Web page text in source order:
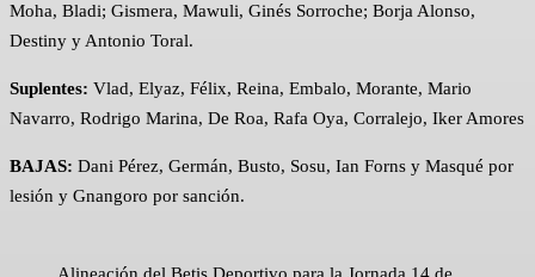
Moha, Bladi; Gismera, Mawuli, Ginés Sorroche; Borja Alonso,
Destiny y Antonio Toral.
Suplentes: Vlad, Elyaz, Félix, Reina, Embalo, Morante, Mario
Navarro, Rodrigo Marina, De Roa, Rafa Oya, Corralejo, Iker Amores
BAJAS: Dani Pérez, Germán, Busto, Sosu, Ian Forns y Masqué por
lesión y Gnangoro por sanción.